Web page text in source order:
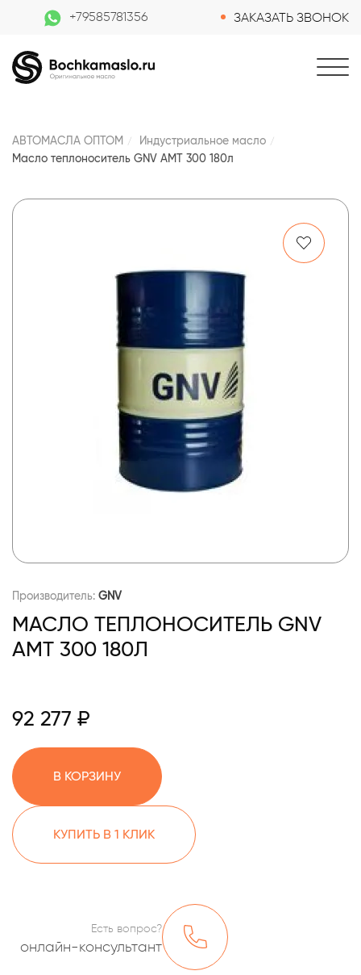
+79585781356 ЗАКАЗАТЬ ЗВОНОК
АВТОМАСЛА ОПТОМ
Индустриальное масло
Масло теплоноситель GNV AMT 300 180л
Производитель: GNV
МАСЛО ТЕПЛОНОСИТЕЛЬ GNV
AMT 300 180Л
92 277 ₽
В КОРЗИНУ
КУПИТЬ В 1 КЛИК
Есть вопрос?
онлайн-консультант